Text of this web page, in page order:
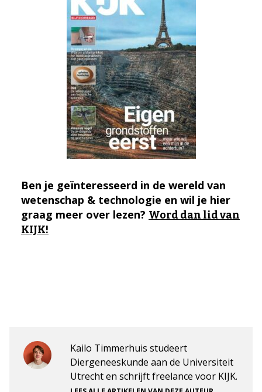
Ben je geïnteresseerd in de wereld van
wetenschap & technologie en wil je hier
graag meer over lezen? Word dan lid van
KIJK!
Kailo Timmerhuis studeert
Diergeneeskunde aan de Universiteit
Utrecht en schrijft freelance voor KIJK.